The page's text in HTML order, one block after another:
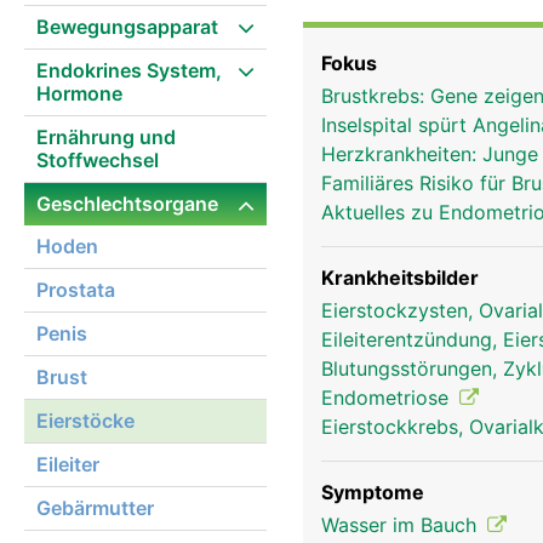
Bewegungsapparat
Endokrines System,
Hormone
Ernährung und
Stoffwechsel
Geschlechtsorgane
Hoden
Prostata
Penis
Brust
Eierstöcke
Eileiter
Gebärmutter
sich die Eizellen in
Eierstöcke liegen.
die Eierstöcke jeden
Fokus
Brustkrebs: Gene
Inselspital spürt
Herzkrankheiten:
Familiäres Risiko für
Aktuelles zu
Krankheitsbilder
Eierstockzysten,
Eileiterentzündung,
Blutungsstörungen,
Endometriose
Eierstockkrebs,
Symptome
Wasser im Bauch